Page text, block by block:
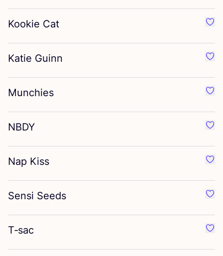
Kookie Cat
Katie Guinn
Munchies
NBDY
Nap Kiss
Sensi Seeds
T‑sac